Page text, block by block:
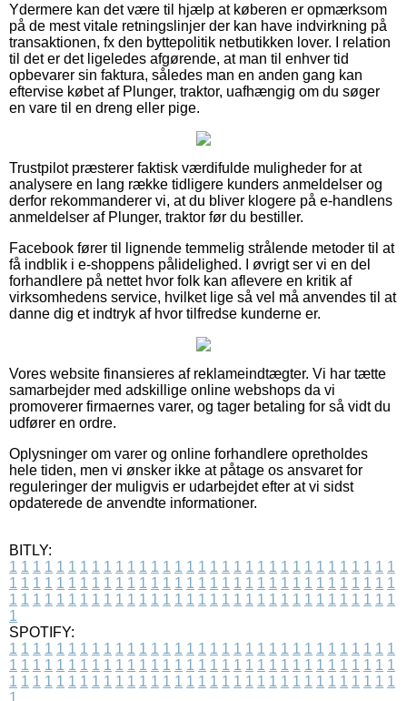
Ydermere kan det være til hjælp at køberen er opmærksom
på de mest vitale retningslinjer der kan have indvirkning på
transaktionen, fx den byttepolitik netbutikken lover. I relation
til det er det ligeledes afgørende, at man til enhver tid
opbevarer sin faktura, således man en anden gang kan
eftervise købet af Plunger, traktor, uafhængig om du søger
en vare til en dreng eller pige.
Trustpilot præsterer faktisk værdifulde muligheder for at
analysere en lang række tidligere kunders anmeldelser og
derfor rekommanderer vi, at du bliver klogere på e-handlens
anmeldelser af Plunger, traktor før du bestiller.
Facebook fører til lignende temmelig strålende metoder til at
få indblik i e-shoppens pålidelighed. I øvrigt ser vi en del
forhandlere på nettet hvor folk kan aflevere en kritik af
virksomhedens service, hvilket lige så vel må anvendes til at
danne dig et indtryk af hvor tilfredse kunderne er.
Vores website finansieres af reklameindtægter. Vi har tætte
samarbejder med adskillige online webshops da vi
promoverer firmaernes varer, og tager betaling for så vidt du
udfører en ordre.
Oplysninger om varer og online forhandlere opretholdes
hele tiden, men vi ønsker ikke at påtage os ansvaret for
reguleringer der muligvis er udarbejdet efter at vi sidst
opdaterede de anvendte informationer.
BITLY:
1 1 1 1 1 1 1 1 1 1 1 1 1 1 1 1 1 1 1 1 1 1 1 1 1 1 1 1 1 1 1 1 1
1 1 1 1 1 1 1 1 1 1 1 1 1 1 1 1 1 1 1 1 1 1 1 1 1 1 1 1 1 1 1 1 1
1 1 1 1 1 1 1 1 1 1 1 1 1 1 1 1 1 1 1 1 1 1 1 1 1 1 1 1 1 1 1 1 1
1
SPOTIFY:
1 1 1 1 1 1 1 1 1 1 1 1 1 1 1 1 1 1 1 1 1 1 1 1 1 1 1 1 1 1 1 1 1
1 1 1 1 1 1 1 1 1 1 1 1 1 1 1 1 1 1 1 1 1 1 1 1 1 1 1 1 1 1 1 1 1
1 1 1 1 1 1 1 1 1 1 1 1 1 1 1 1 1 1 1 1 1 1 1 1 1 1 1 1 1 1 1 1 1
1